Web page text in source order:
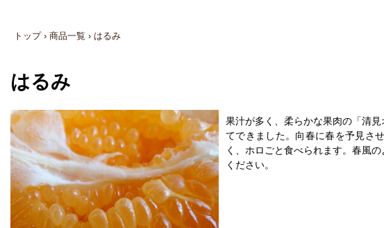
トップ › 商品一覧 › はるみ
はるみ
果汁が多く、柔らかな果肉の「清
てできました。向春に春を予見さ
く、ホロごと食べられます。春風
ください。